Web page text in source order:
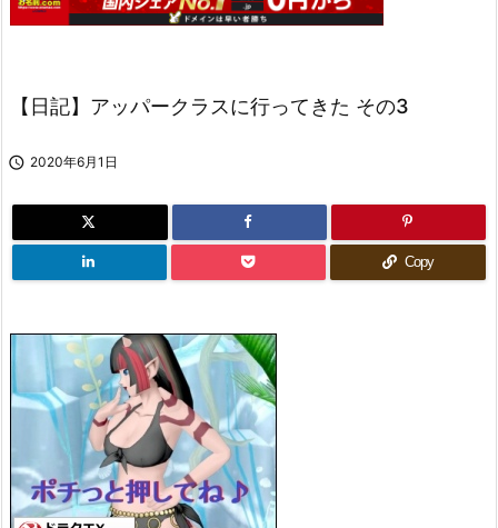
【日記】アッパークラスに行ってきた その3
 2020年6月1日
Copy